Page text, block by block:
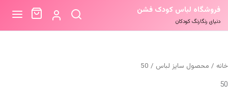
فروشگاه لباس کودک فشن
دنیای رنگارنگ کودکان
خانه / محصول سایز لباس / 50
50